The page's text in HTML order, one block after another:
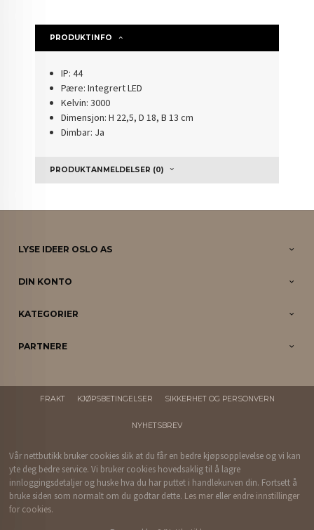
PRODUKTINFO
IP: 44
Pære: Integrert LED
Kelvin: 3000
Dimensjon: H 22,5, D 18, B 13 cm
Dimbar: Ja
PRODUKTANMELDELSER (0)
LYSE IDEER OSLO AS
DIN KONTO
KATEGORIER
PARTNERE
FRAKT KJØPSBETINGELSER SIKKERHET OG PERSONVERN
NYHETSBREV
Vår nettbutikk bruker cookies slik at du får en bedre kjøpsopplevelse og vi kan
yte deg bedre service. Vi bruker cookies hovedsaklig til å lagre
innloggingsdetaljer og huske hva du har puttet i handlekurven din. Fortsett å
bruke siden som normalt om du godtar dette. Les mer eller endre innstillinger
for cookies.